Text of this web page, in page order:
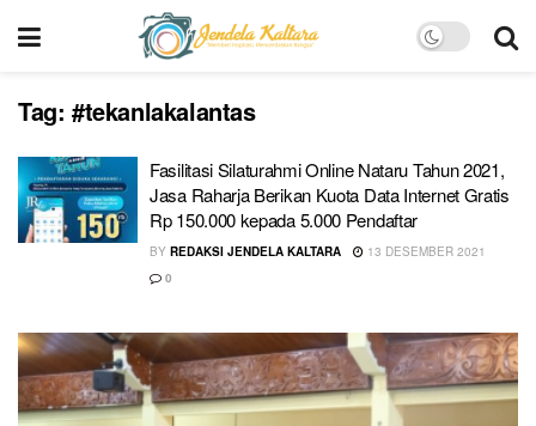
Tag: #tekanlakalantas
Fasilitasi Silaturahmi Online Nataru Tahun 2021,
Jasa Raharja Berikan Kuota Data Internet Gratis
Rp 150.000 kepada 5.000 Pendaftar
BY REDAKSI JENDELA KALTARA
13 DESEMBER 2021
0